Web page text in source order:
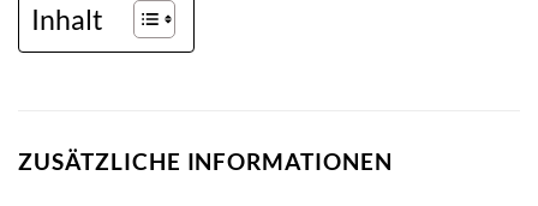
Inhalt
ZUSÄTZLICHE INFORMATIONEN